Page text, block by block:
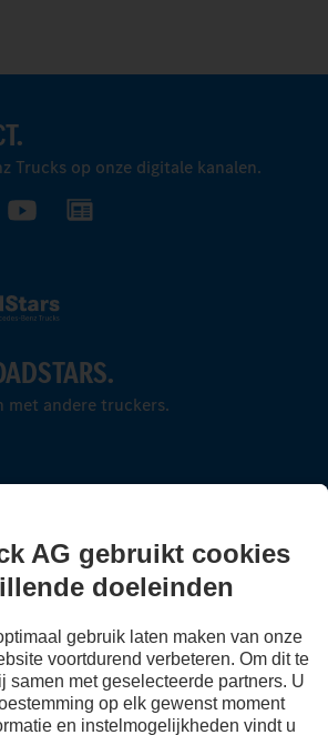
Trucks op onze digitale kanalen.
met andere truckers.